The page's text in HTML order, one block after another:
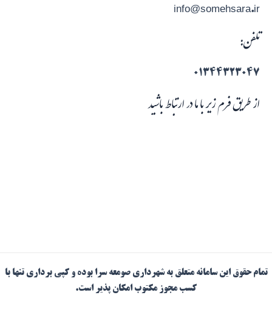
info@somehsara.ir
تلفن:
01344323047
از طریق فرم زیر با ما در ارتباط باشید
تمام حقوق این سامانه متعلق به شهرداری صومعه سرا بوده و کپی برداری تنها با
کسب مجوز مکتوب امکان پذیر است.